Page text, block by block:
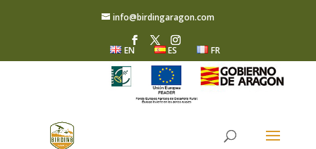
info@birdingaragon.com
EN ES FR